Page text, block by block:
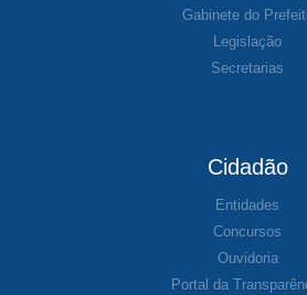
Gabinete do
Legislação
Secretarias
Cidadão
Entidades
Concursos
Ouvidoria
Portal da